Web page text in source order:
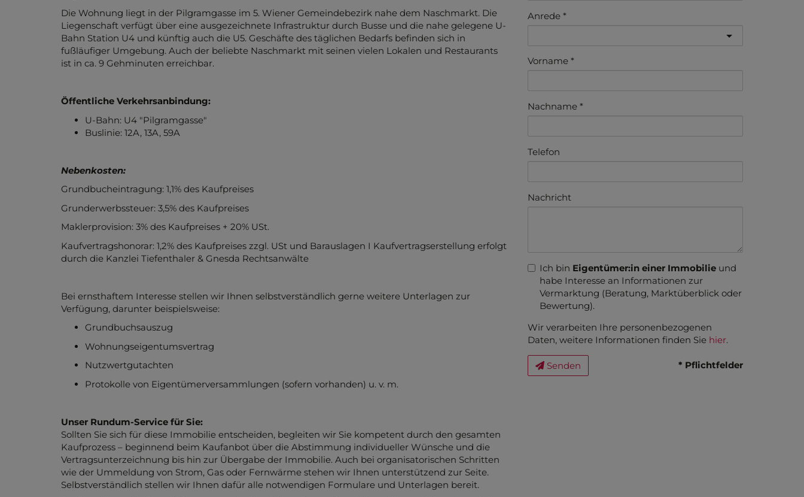
Lage:
Die Wohnung liegt in der Pilgramgasse im 5. Wiener Gemeindebezirk nahe dem Naschmarkt. Die
Liegenschaft verfügt über eine ausgezeichnete Infrastruktur durch Busse und die nahe gelegene U-
Bahn Station U4 und künftig auch die U5. Geschäfte des täglichen Bedarfs befinden sich in
ist in ca. 9 Gehminuten erreichbar.
Öffentliche Verkehrsanbindung:
Maklerprovision: 3% des Kaufpreises + 20% USt.
Bei ernsthaftem Interesse stellen wir Ihnen selbstverständlich gerne weitere Unterlagen zur
Unser Rundum-Service für Sie:
Sollten Sie sich für diese Immobilie entscheiden, begleiten wir Sie kompetent durch den gesamten
Kaufprozess – beginnend beim Kaufanbot über die Abstimmung individueller Wünsche und die
Vertragsunterzeichnung bis hin zur Übergabe der Immobilie. Auch bei organisatorischen Schritten
Anrede
Vorname
Nachname
Telefon
Nachricht
Ich bin Eigentümer:in einer Immobilie und
habe Interesse an Informationen zur
Vermarktung (Beratung, Marktüberblick oder
Bewertung).
Wir verarbeiten Ihre personenbezogenen
Daten, weitere Informationen finden Sie hier.
Senden * Pflichtfelder